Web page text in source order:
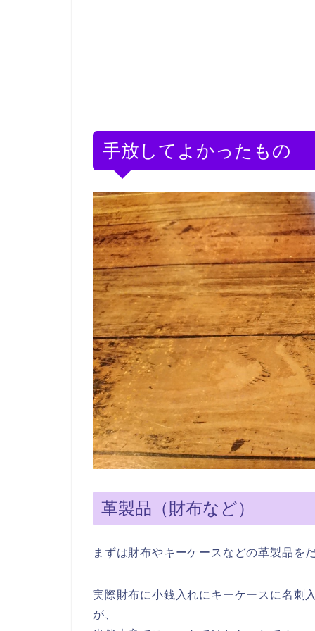
手放してよかったもの
革製品（財布など）
まずは財布やキーケースなどの革製品を
実際財布に小銭入れにキーケースに名刺
が、